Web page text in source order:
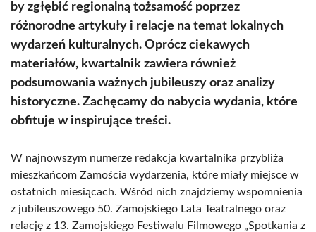
by zgłębić regionalną tożsamość poprzez
różnorodne artykuły i relacje na temat lokalnych
wydarzeń kulturalnych. Oprócz ciekawych
materiałów, kwartalnik zawiera również
podsumowania ważnych jubileuszy oraz analizy
historyczne. Zachęcamy do nabycia wydania, które
obfituje w inspirujące treści.
W najnowszym numerze redakcja kwartalnika przybliża
mieszkańcom Zamościa wydarzenia, które miały miejsce w
ostatnich miesiącach. Wśród nich znajdziemy wspomnienia
z jubileuszowego 50. Zamojskiego Lata Teatralnego oraz
relację z 13. Zamojskiego Festiwalu Filmowego „Spotkania z